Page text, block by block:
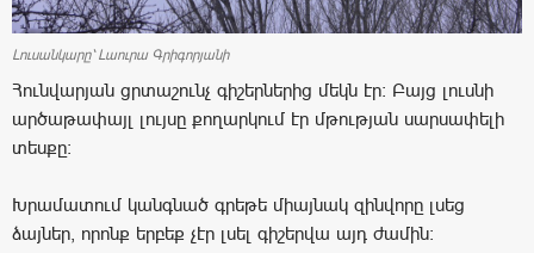
Լուսանկարը՝ Լաուրա Գրիգորյանի
Հունվարյան ցրտաշունչ գիշերներից մեկն էր: Բայց լուսնի
արծաթափայլ լույսը քողարկում էր մթության սարսափելի
տեսքը:
Խրամատում կանգնած գրեթե միայնակ զինվորը լսեց
ձայներ, որոնք երբեք չէր լսել գիշերվա այդ ժամին: